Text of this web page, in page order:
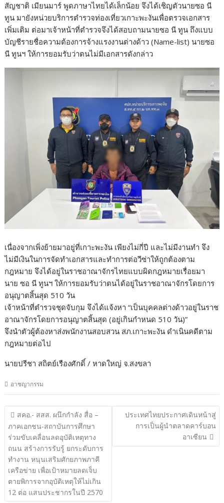
สัญชาติ เมียนมาร์ พูดภาษาไทยได้เล็กน้อย จึงได้เชิญตัวนายซอ นี
ทูน มายังหน่วยบริการตำรวจท่องเที่ยวเกาะพะงันเพื่อตรวจเอกสาร
เพิ่มเติม ต่อมาเจ้าหน้าที่ตำรวจจึงได้สอบถามนายซอ นี ทูน ถึงแบบ
บัญชีรายชื่อความต้องการจ้างแรงงานต่างด้าว (Name-list) นายซอ
นี ทูนฯ ให้การยอมรับว่าตนไม่มีเอกสารดังกล่าว
เนื่องจากเพิ่งย้ายมาอยู่ที่เกาะพะงัน เพียงไม่กี่ปี และไม่มีงานทำ จึง
ไม่มีเงินในการจัดทำเอกสารและทำการต่อวีซ่าให้ถูกต้องตาม
กฎหมาย จึงได้อยู่ในราชอาณาจักรไทยแบบผิดกฎหมายเรื่อยมา
นาย ซอ นี ทูนฯ ให้การยอมรับว่าตนได้อยู่ในราชอาณาจักรโดยการ
อนุญาตสิ้นสุด 510 วัน
เจ้าหน้าที่ตำรวจชุดจับกุม จึงได้แจ้งหา “เป็นบุคคลต่างด้าวอยู่ในราช
อาณาจักรโดยการอนุญาตสิ้นสุด (อยู่เกินกำหนด 510 วัน)”
จึงนำตัวผู้ต้องหาส่งพนักงานสอบสวน สภ.เกาะพะงัน ดำเนินคดีตาม
กฎหมายต่อไป
นายปรีชา สถิตย์เรืองศักดิ์ / หาดใหญ่ จ.สงขลา
อาชญากรรม
แนะแนว
เรื่อง
สคอ.- สสส. ผนึกกำลัง สื่อ –
ภาคเอกชน-สถาบันการศึกษา
ร่วมขับเคลื่อนลดอุบัติเหตุทาง
ถนน สร้างการรับรู้ ยกระดับการ
ทำงาน หนุนเสริมศักยภาพภาคี
เครือข่าย เพื่อเป้าหมายลดเจ็บ
ตายพิการจากอุบัติเหตุให้ไม่เกิน
12 ต่อ แสนประชากรในปี 2570
ประเทศไทยประกาศเดินหน้าสู่
การเป็นผู้นำตลาดคาร์บอน
อาเซียน